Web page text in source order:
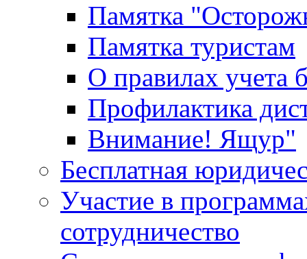
Памятка
Памятка туристам
О правилах учета
Профилактика
Внимание! Ящур"
Бесплатная
Участие в
сотрудничество